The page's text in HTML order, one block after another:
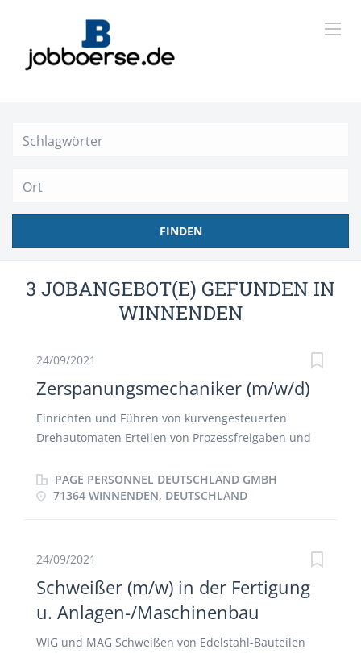
FINDEN
3 JOBANGEBOT(E) GEFUNDEN IN
WINNENDEN
24/09/2021
Zerspanungsmechaniker (m/w/d)
Einrichten und Führen von kurvengesteuerten
Drehautomaten Erteilen von Prozessfreigaben und
(Qualitätsverantwortung) Durchführen von
Rüstvorbereitungen und Nachbereitungen
PAGE PERSONNEL DEUTSCHLAND GMBH
71364 WINNENDEN, DEUTSCHLAND
24/09/2021
Schweißer (m/w) in der Fertigung
u. Anlagen-/Maschinenbau
WIG und MAG Schweißen von Edelstahl-Bauteilen